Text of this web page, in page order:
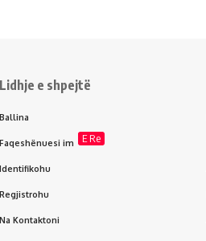
Lidhje e shpejtë
Ballina
Faqeshënuesi im E Re
Identifikohu
Regjistrohu
Na Kontaktoni